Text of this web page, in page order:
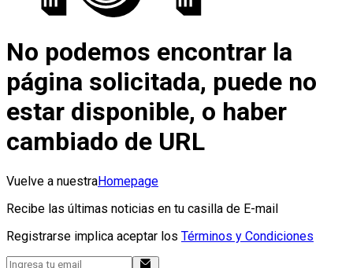
No podemos encontrar la
página solicitada, puede no
estar disponible, o haber
cambiado de URL
Vuelve a nuestraHomepage
Recibe las últimas noticias en tu casilla de E-mail
Registrarse implica aceptar los Términos y Condiciones